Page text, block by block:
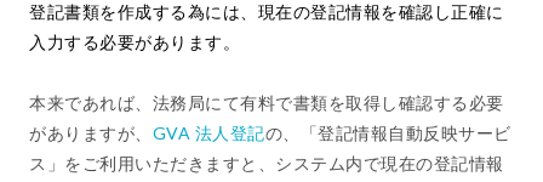
登記書類を作成する為には、現在の登記情報を確認し正確に
入力する必要があります。
本来であれば、法務局にて有料で書類を取得し確認する必要
がありますが、 GVA 法人登記の、「登記情報自動反映サービ
ス」をご利用いただきますと、システム内で現在の登記情報